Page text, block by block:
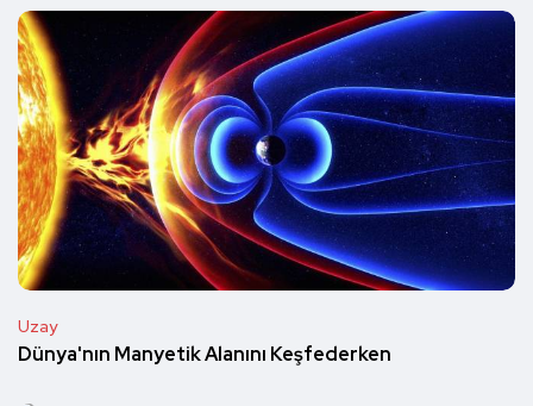
Uzay
Dünya'nın Manyetik Alanını Keşfederken